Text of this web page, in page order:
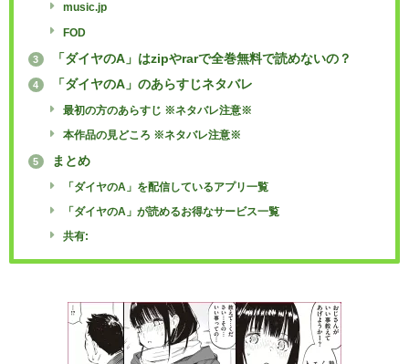
music.jp
FOD
3 「ダイヤのA」はzipやrarで全巻無料で読めないの？
4 「ダイヤのA」のあらすじネタバレ
最初の方のあらすじ ※ネタバレ注意※
本作品の見どころ ※ネタバレ注意※
5 まとめ
「ダイヤのA」を配信しているアプリ一覧
「ダイヤのA」が読めるお得なサービス一覧
共有: